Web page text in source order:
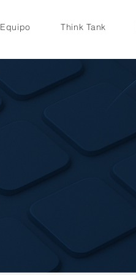
Equipo Think Tank